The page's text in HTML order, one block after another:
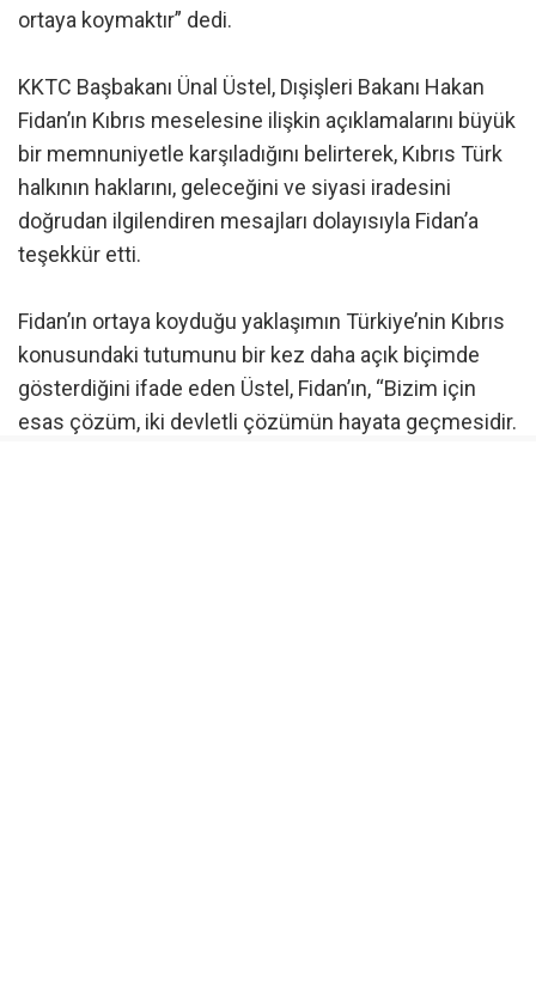
ortaya koymaktır” dedi.
KKTC Başbakanı Ünal Üstel, Dışişleri Bakanı Hakan
Fidan’ın Kıbrıs meselesine ilişkin açıklamalarını büyük
bir memnuniyetle karşıladığını belirterek, Kıbrıs Türk
halkının haklarını, geleceğini ve siyasi iradesini
doğrudan ilgilendiren mesajları dolayısıyla Fidan’a
teşekkür etti.
Fidan’ın ortaya koyduğu yaklaşımın Türkiye’nin Kıbrıs
konusundaki tutumunu bir kez daha açık biçimde
gösterdiğini ifade eden Üstel, Fidan’ın, “Bizim için
esas çözüm, iki devletli çözümün hayata geçmesidir.